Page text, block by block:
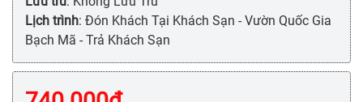
Lịch trình: Đón Khách Tại Khách Sạn - Vườn Quốc Gia
Bạch Mã - Trả Khách Sạn